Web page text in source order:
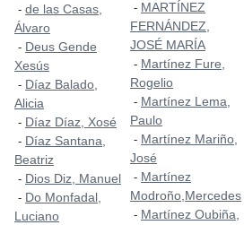
- de las Casas,
Álvaro
- Deus Gende
Xesús
- Díaz Balado,
Alicia
- Díaz Díaz, Xosé
- Díaz Santana,
Beatriz
- Dios Diz, Manuel
- Do Monfadal,
Luciano
- MARTÍNEZ
FERNÁNDEZ,
JOSÉ MARÍA
- Martínez Fure,
Rogelio
- Martínez Lema,
Paulo
- Martínez Mariño,
José
- Martínez
Modroño,Mercedes
- Martínez Oubiña,